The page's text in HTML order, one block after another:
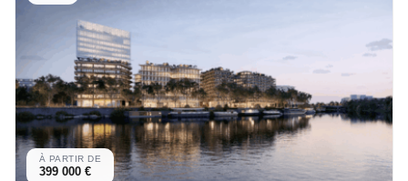
À PARTIR DE
399 000 €